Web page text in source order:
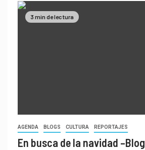
3 min de lectura
AGENDA BLOGS CULTURA REPORTAJES
En busca de la navidad –Blog